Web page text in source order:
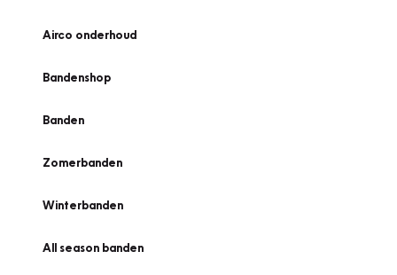
Airco onderhoud
Bandenshop
Banden
Zomerbanden
Winterbanden
All season banden